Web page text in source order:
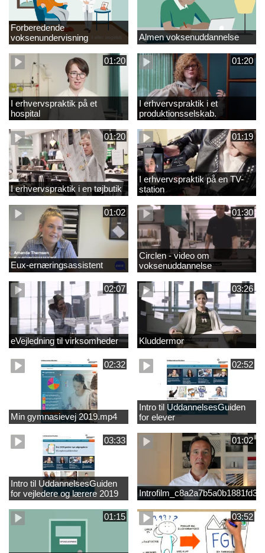
Forberedende
voksenundervisning
Almen voksenuddannelse
01:20
I erhvervspraktik på et
hospital
01:20
I erhvervspraktik i et
produktionsselskab.
01:20
I erhvervspraktik i en tøjbutik
01:19
I erhvervspraktik på en TV-
station
01:02
Eux-ernæringsassistent
01:30
Circlen - video om
voksenuddannelse
02:07
eVejledning til virksomheder
03:26
Kluddermor
02:32
Min gymnasievej 2019.mp4
02:52
Intro til UddannelsesGuiden
for elever
03:33
Intro til UddannelsesGuiden
for vejledere og lærere 2019
01:02
01:15 03:52